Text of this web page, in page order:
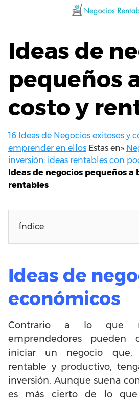
Ideas de
pequeños
costo y
16 Ideas de Negocios exitosos y
emprender en ellos Estas en»
inversión: ideas rentables con
Ideas de negocios pequeños a
rentables
Índice
Ideas de
económicos
Contrario a lo que
emprendedores pueden
iniciar un negocio que,
rentable y productivo,
inversión. Aunque suena
es más cierto de lo que